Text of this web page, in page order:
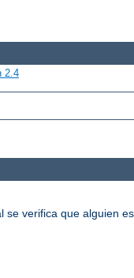
2.4
se verifica que alguien